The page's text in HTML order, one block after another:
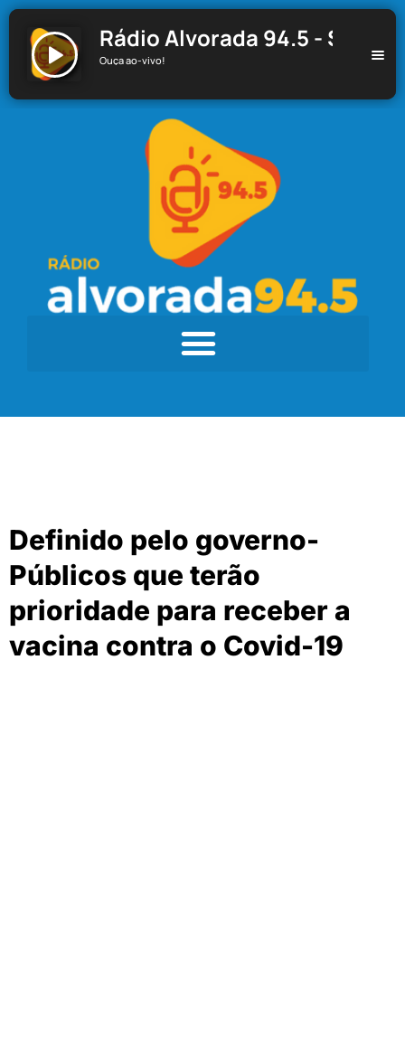
Rádio Alvorada 94.5 - Santa
Ouça ao-vivo!
Definido pelo governo-
Públicos que terão
prioridade para receber a
vacina contra o Covid-19